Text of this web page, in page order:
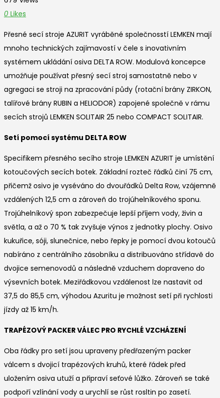
0 Likes
Přesné secí stroje AZURIT vyráběné společnosstí LEMKEN mají
mnoho technických zajímavostí v čele s inovativním
systémem ukládání osiva DELTA ROW. Modulová koncepce
umoźňuje používat přesný secí stroj samostatně nebo v
agregaci se stroji na zpracování půdy (rotační brány ZIRKON,
talířové brány RUBIN a HELIODOR) zapojené společně v rámu
secích strojů LEMKEN SOLITAIR 25 nebo COMPACT SOLITAIR.
Setí pomocí systému DELTA ROW
Specifikem přesného secího stroje LEMKEN AZURIT je umístění
kotoučových secích botek. Základní rozteč řádků činí 75 cm,
přičemž osivo je vyséváno do dvouřádků Delta Row, vzájemně
vzdálených 12,5 cm a zároveň do trojúhelníkového sponu.
Trojúhelníkový spon zabezpečuje lepší příjem vody, živin a
světla, a až o 70 % tak zvyšuje výnos z jednotky plochy. Osivo
kukuřice, sóji, slunečnice, nebo řepky je pomocí dvou kotoučů
nabíráno z centrálního zásobníku a distribuováno střídavě do
dvojice semenovodů a následně vzduchem dopraveno do
výsevních botek. Meziřádkovou vzdálenost lze nastavit od
37,5 do 85,5 cm, výhodou Azuritu je možnost setí při rychlosti
jízdy až 15 km/h.
TRAPÉZOVÝ PACKER VÁLEC PRO RYCHLÉ VZCHÁZENÍ
Oba řádky pro setí jsou upraveny předřazeným packer
válcem s dvojicí trapézových kruhů, které řádek před
uložením osiva utuží a připraví seťové lůžko. Zároveň se také
podpoří vzlínání vody a urychlí se růst rosltin po zasetí.